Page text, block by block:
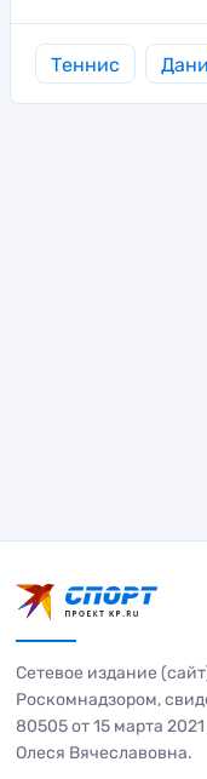
Теннис
Сетевое издание
Роскомнадзором,
80505 от 15 марта
Олеся Вячеславовна.